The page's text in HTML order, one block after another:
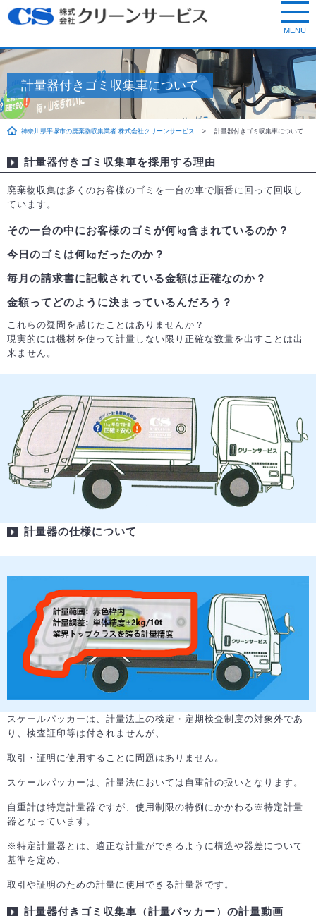
計量器付きゴミ収集車について
神奈川県平塚市の廃棄物収集業者 株式会社クリーンサービス 計量器付きゴミ収集車について
計量器付きゴミ収集車を採用する理由
廃棄物収集は多くのお客様のゴミを一台の車で順番に回って回収し
ています。
その一台の中にお客様のゴミが何㎏含まれているのか？
今日のゴミは何㎏だったのか？
毎月の請求書に記載されている金額は正確なのか？
金額ってどのように決まっているんだろう？
これらの疑問を感じたことはありませんか？
現実的には機材を使って計量しない限り正確な数量を出すことは出
来ません。
計量器の仕様について
スケールパッカーは、計量法上の検定・定期検査制度の対象外であ
り、検査証印等は付されませんが、
取引・証明に使用することに問題はありません。
スケールパッカーは、計量法においては自重計の扱いとなります。
自重計は特定計量器ですが、使用制限の特例にかかわる※特定計量
器となっています。
※特定計量器とは、適正な計量ができるように構造や器差について
基準を定め、
取引や証明のための計量に使用できる計量器です。
計量器付きゴミ収集車（計量パッカー）の計量動画